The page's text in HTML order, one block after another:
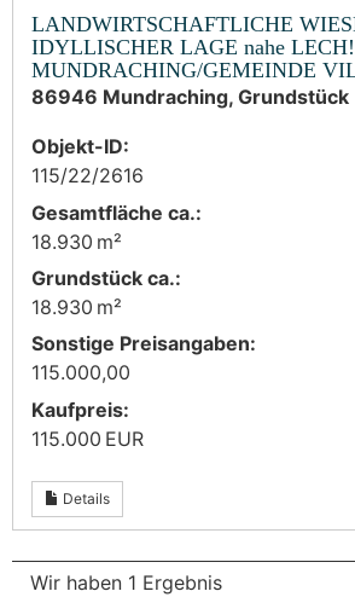
LANDWIRTSCHAFTLICHE
IDYLLISCHER LAGE nahe
MUNDRACHING/GEMEINDE
86946 Mundraching, Grundstück
Objekt-ID:
115/22/2616
Gesamtfläche ca.:
18.930 m²
Grund­stück ca.:
18.930 m²
Sonstige Preisangaben:
115.000,00
Kaufpreis:
115.000 EUR
Details
Wir haben 1 Ergebnis